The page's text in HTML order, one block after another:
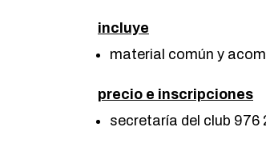
incluye
material común y
precio e inscripciones
secretaría del club 976